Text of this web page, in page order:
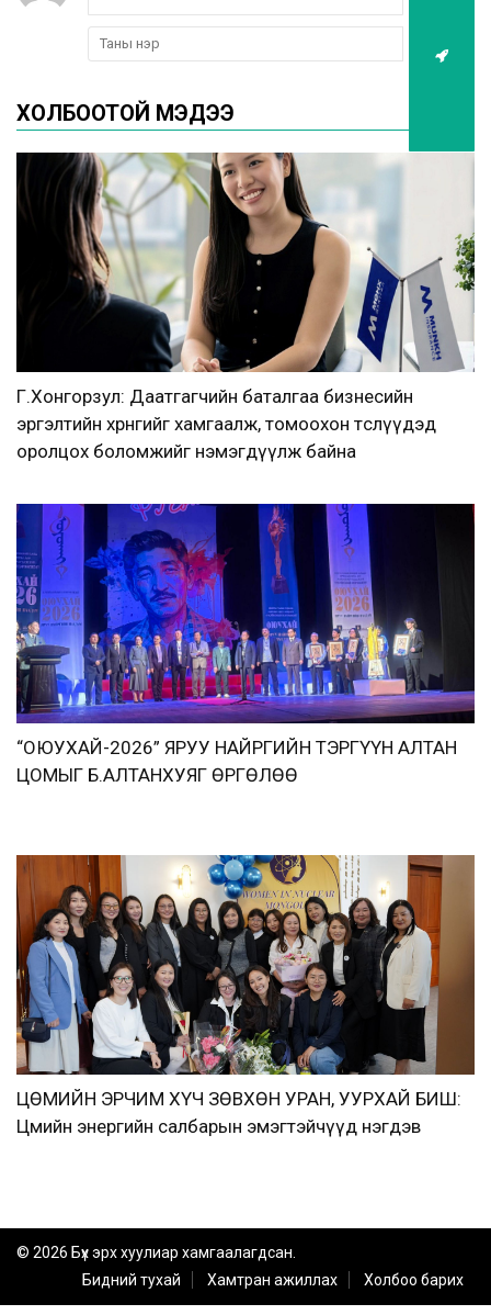
ХОЛБООТОЙ МЭДЭЭ
Г.Хонгорзул: Даатгагчийн баталгаа бизнесийн
эргэлтийн хөрөнгийг хамгаалж, томоохон төслүүдэд
оролцох боломжийг нэмэгдүүлж байна
“ОЮУХАЙ-2026” ЯРУУ НАЙРГИЙН ТЭРГҮҮН АЛТАН
ЦОМЫГ Б.АЛТАНХУЯГ ӨРГӨЛӨӨ
ЦӨМИЙН ЭРЧИМ ХҮЧ ЗӨВХӨН УРАН, УУРХАЙ БИШ:
Цөмийн энергийн салбарын эмэгтэйчүүд нэгдэв
© 2026 Бүх эрх хуулиар хамгаалагдсан.
Бидний тухай
Хамтран ажиллах Холбоо барих